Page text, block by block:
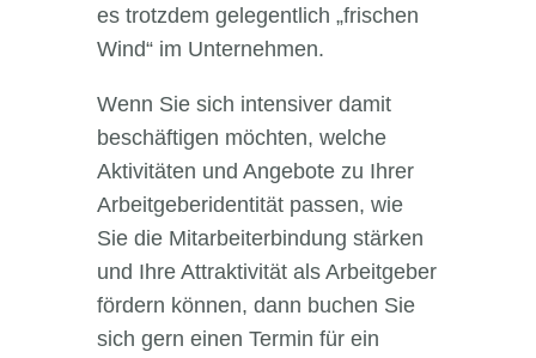
es trotzdem gelegentlich „frischen
Wind“ im Unternehmen.
Wenn Sie sich intensiver damit
beschäftigen möchten, welche
Aktivitäten und Angebote zu Ihrer
Arbeitgeberidentität passen, wie
Sie die Mitarbeiterbindung stärken
und Ihre Attraktivität als Arbeitgeber
fördern können, dann buchen Sie
sich gern einen Termin für ein